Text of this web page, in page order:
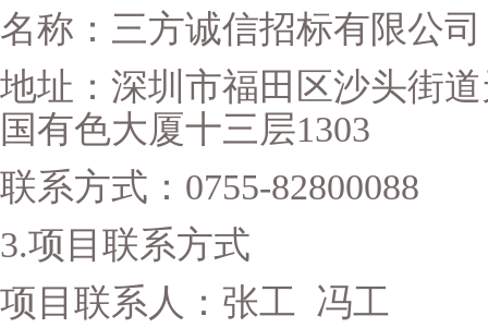
名称：三方诚信招标有限公司
地址：深圳市福田区沙头街
国有色大厦十三层1303
联系方式： 0755-82800088
3.项目联系方式
项目联系人：张工 冯工